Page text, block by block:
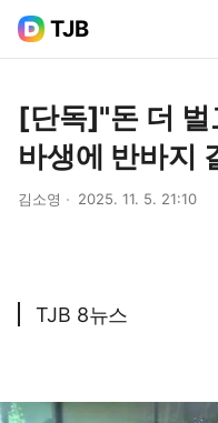
TJB
[단독]"돈 더 벌
바생에 반바지
김소영 2025. 11. 5. 21:10
TJB 8뉴스